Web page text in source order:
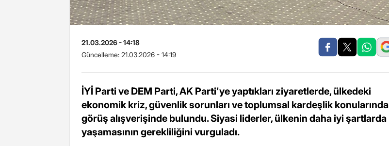
21.03.2026 - 14:18
Güncelleme: 21.03.2026 - 14:19
İYİ Parti ve DEM Parti, AK Parti'ye yaptıkları ziyaretlerde, ülkedeki
ekonomik kriz, güvenlik sorunları ve toplumsal kardeşlik konularında
görüş alışverişinde bulundu. Siyasi liderler, ülkenin daha iyi şartlarda
yaşamasının gerekliliğini vurguladı.